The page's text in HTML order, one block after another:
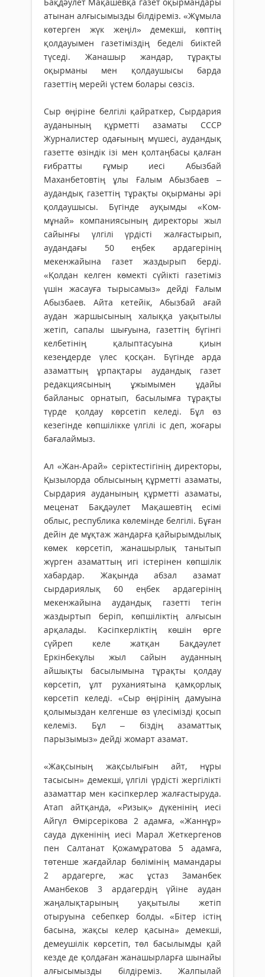
атынан алғысымызды біл­діреміз. «Жұмыла
көтерген жүк жеңіл» демекші, көптің
қолдауымен газетіміздің беделі биіктей
түседі. Жанашыр жандар, тұрақты
оқырманы мен қолдаушысы барда
газеттің мерейі үстем болары сөзсіз.
Сыр өңіріне белгілі қайраткер, Сырдария
ауданының құрметті азаматы СССР
Журналистер одағының мүшесі, аудандық
газетте өзіндік ізі мен қолтаңбасы қалған
ғибратты ғұмыр иесі Абызбай
Маханбетовтің ұлы Ғалым Абызбаев –
аудандық газеттің тұрақты оқырманы әрі
қолдаушысы. Бүгінде ауқымды «Ком-
мұнай» компаниясының директоры жыл
сайынғы үлгілі үрдісті жал­ғастырып,
аудандағы 50 еңбек арда­герінің
мекенжайына газет жаздырып берді.
«Қолдан келген көмекті сүйікті газетіміз
үшін жасауға тырысамыз» дейді Ғалым
Абызбаев. Айта кетейік, Абызбай ағай
аудан жаршысының халыққа уақытылы
жетіп, сапалы шығуына, газеттің бүгінгі
келбетінің қалып­тасуына қиын
кезеңдерде үлес қосқан. Бүгінде арда
азаматтың ұрпақтары аудандық газет
редакциясының ұжымымен ұдайы
байланыс орнатып, басылымға тұрақты
түрде қолдау көрсетіп келеді. Бұл өз
кезегінде көпшілікке үлгілі іс деп, жоғары
бағалаймыз.
Ал «Жан-Арай» серіктестігінің ди­рек­торы,
Қызылорда облысының құрметті азаматы,
Сырдария ауданының құр­метті азаматы,
меценат Бақдәулет Мақашевтің есімі
облыс, республика көлемінде белгілі. Бұған
дейін де мұқтаж жандарға қайырымдылық
көмек көрсетіп, жанашырлық танытып
жүрген азаматтың игі істерінен көпшілік
хабардар. Жақында абзал азамат
сырдариялық 60 еңбек ардагерінің
мекенжайына ау­дан­дық газетті тегін
жаздыртып беріп, көпшіліктің алғысын
арқалады. Кәсіп­керліктің кө­шін өрге
сүйреп келе жатқан Бақдәулет
Еркінбекұлы жыл сайын ауданның
айшықты басылымына тұрақты қолдау
көрсетіп, ұлт руханиятына қамқорлық
көрсетіп келеді. «Сыр өңірінің дамуына
қолымыздан келгенше өз үлесімізді қосып
келеміз. Бұл – біздің азаматтық
парызымыз» дейді жомарт азамат.
«Жақсының жақсылығын айт, нұ­ры
тасысын» демекші, үлгілі үрдісті жер­­гілікті
азаматтар мен кәсіпкерлер жал­ғастыруда.
Атап айтқанда, «Ризық» дүке­­­нінің иесі
Айгүл Өмірсерікова 2 адам­­ға, «Жаннұр»
сауда дүкенінің иесі Марал Жеткергенов
пен Салтанат Қожамұратова 5 адамға,
төтенше жағдайлар бөлі­мінің мамандары
2 ардагерге, жас ұстаз Заманбек
Аманбеков 3 ардагердің үйіне аудан
жаңалықтарының уақытылы жетіп
отыруына себепкер болды. «Бітер істің
басына, жақсы келер қасына» демекші,
демеушілік көрсетіп, төл басылымды қай
кезде де қолдаған жанашырларға шынайы
алғысымызды білдіреміз. Жалпылай